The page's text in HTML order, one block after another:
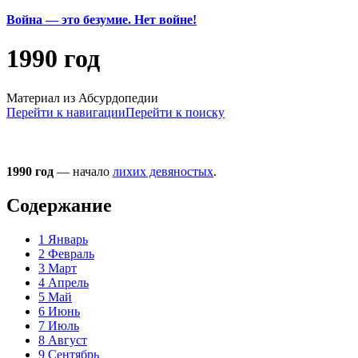
Война — это безумие. Нет войне!
1990 год
Материал из Абсурдопедии
Перейти к навигацииПерейти к поиску
1990 год — начало лихих девяностых.
Содержание
1 Январь
2 Февраль
3 Март
4 Апрель
5 Май
6 Июнь
7 Июль
8 Август
9 Сентябрь